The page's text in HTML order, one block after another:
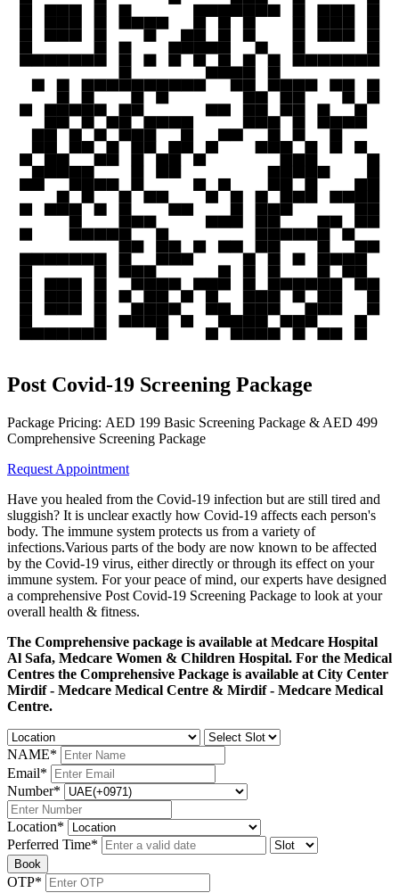
Post Covid-19 Screening Package
Package Pricing: AED 199 Basic Screening Package & AED 499
Comprehensive Screening Package
Request Appointment
Have you healed from the Covid-19 infection but are still tired and
sluggish? It is unclear exactly how Covid-19 affects each person's
body. The immune system protects us from a variety of
infections.Various parts of the body are now known to be affected
by the Covid-19 virus, either directly or through its effect on your
immune system. For your peace of mind, our experts have designed
a comprehensive Post Covid-19 Screening Package to look at your
overall health & fitness.
The Comprehensive package is available at Medcare Hospital
Al Safa, Medcare Women & Children Hospital. For the Medical
Centres the Comprehensive Package is available at City Center
Mirdif - Medcare Medical Centre & Mirdif - Medcare Medical
Centre.
NAME*
Email*
Number*
Location*
Perferred Time*
Book
OTP*